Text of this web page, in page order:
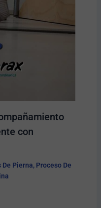
con
De Pierna, Proceso De